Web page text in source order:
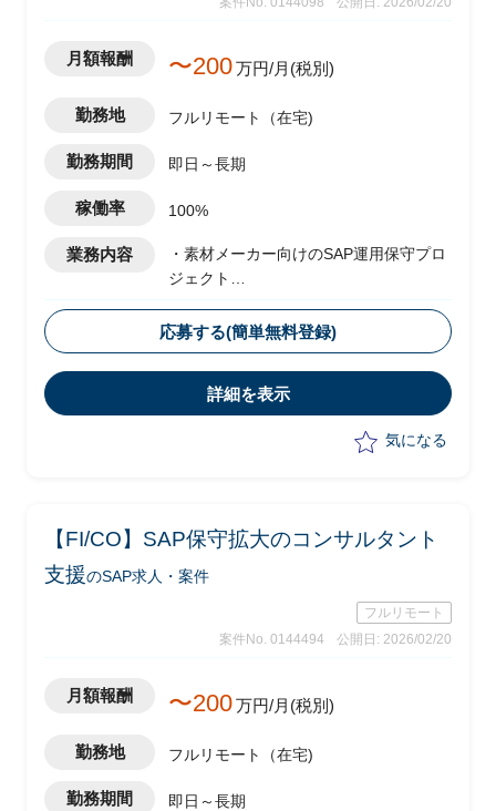
月額報酬 〜200万円/月(税別)
勤務地 フルリモート（在宅)
勤務期間 即日～長期
稼働率 100%
業務内容
・素材メーカー向けのSAP運用保守プロ
ジェクト
・運用に伴うスコープ拡大として、現状
は以下の業務を実施予定
-顧客フェイシングにおける要件整理
-若手社員への指導
応募する(簡単無料登録)
詳細を表示
気になる
【FI/CO】SAP保守拡大のコンサルタント
支援のSAP求人・案件
フルリモート
案件No. 0144494
公開日: 2026/02/20
月額報酬 〜200万円/月(税別)
勤務地 フルリモート（在宅)
勤務期間 即日～長期